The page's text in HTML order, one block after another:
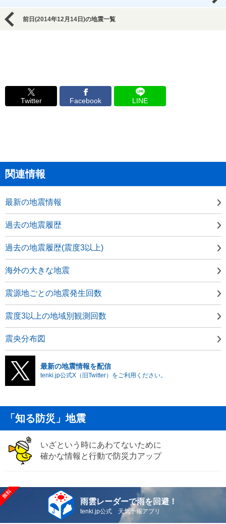
前日(2014年12月14日)の地震一覧
Twitter Facebook LINE
関連情報
最新の地震情報
過去の地震履歴
過去の地震履歴(震度3以上)
海外の大きな地震
震源地ごとの地震発生回数
震度3以上の地域別観測回数
震央分布図
最新の地震情報を配信
tenki.jp公式X（旧Twitter）をご利用ください。
「知る防災」地震
いざという時にあわてないために
確かな情報と行動で防災力アップ
雨雲レーダーで雨を回避！
tenki.jp公式 天気予報アプリ